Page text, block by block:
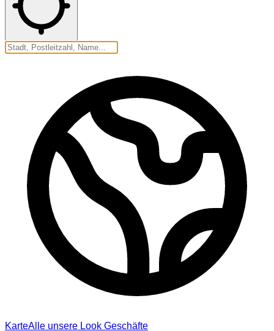
KarteAlle unsere Look Geschäfte